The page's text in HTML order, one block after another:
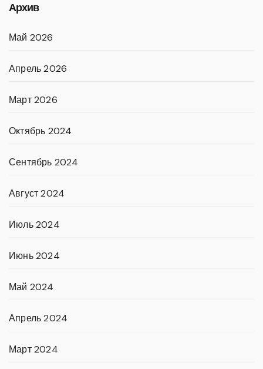
Архив
Май 2026
Апрель 2026
Март 2026
Октябрь 2024
Сентябрь 2024
Август 2024
Июль 2024
Июнь 2024
Май 2024
Апрель 2024
Март 2024